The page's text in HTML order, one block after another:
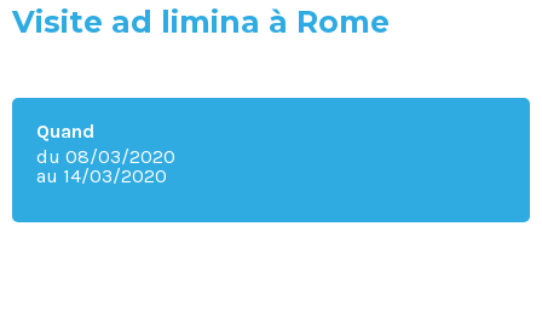
Visite ad limina à Rome
Quand
du 08/03/2020
au 14/03/2020